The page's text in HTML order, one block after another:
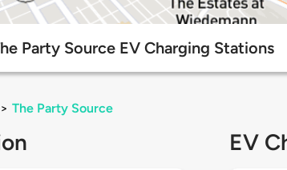
Party Source EV Charging Stations
> The Party Source
EV